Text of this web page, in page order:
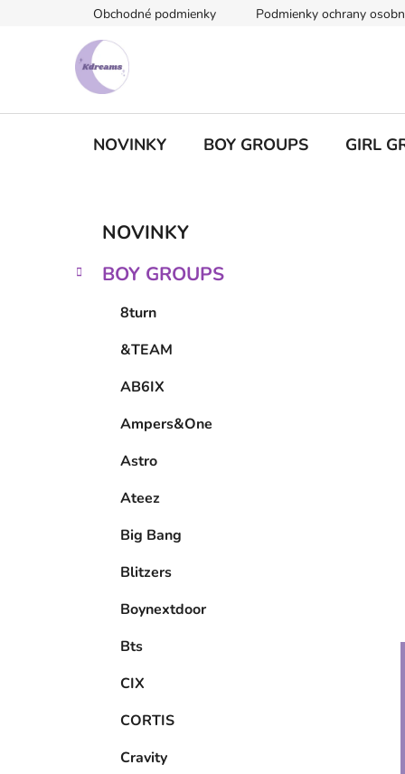
Obchodné podmienky Podmienky ochrany
NOVINKY BOY GROUPS GIRL
č
Preskočiť
kategórie
e
NOVINKY
BOY GROUPS
8turn
&TEAM
AB6IX
Ampers&One
Astro
Ateez
Big Bang
Blitzers
Boynextdoor
Bts
CIX
CORTIS
Cravity